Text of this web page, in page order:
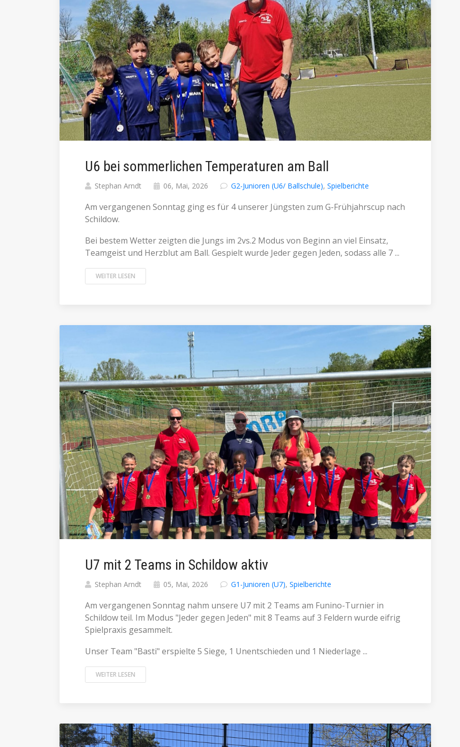
U6 bei sommerlichen Temperaturen am Ball
Stephan Arndt 06, Mai, 2026 G2-Junioren (U6/ Ballschule), Spielberichte
Am vergangenen Sonntag ging es für 4 unserer Jüngsten zum G-Frühjahrscup nach
Schildow.
Bei bestem Wetter zeigten die Jungs im 2vs.2 Modus von Beginn an viel Einsatz,
Teamgeist und Herzblut am Ball. Gespielt wurde Jeder gegen Jeden, sodass alle 7 ...
WEITER LESEN
U7 mit 2 Teams in Schildow aktiv
Stephan Arndt 05, Mai, 2026 G1-Junioren (U7), Spielberichte
Am vergangenen Sonntag nahm unsere U7 mit 2 Teams am Funino-Turnier in
Schildow teil. Im Modus "Jeder gegen Jeden" mit 8 Teams auf 3 Feldern wurde eifrig
Spielpraxis gesammelt.
Unser Team "Basti" erspielte 5 Siege, 1 Unentschieden und 1 Niederlage ...
WEITER LESEN